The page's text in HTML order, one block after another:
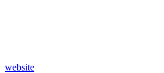
website